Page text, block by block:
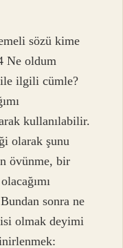
sözü kime
Ne oldum
ile ilgili cümle?
kullanılabilir.
olarak şunu
övünme, bir
sonra ne
olmak deyimi